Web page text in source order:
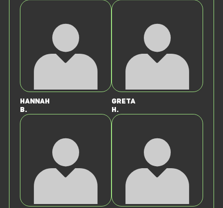
Hannah
B.
Greta
H.